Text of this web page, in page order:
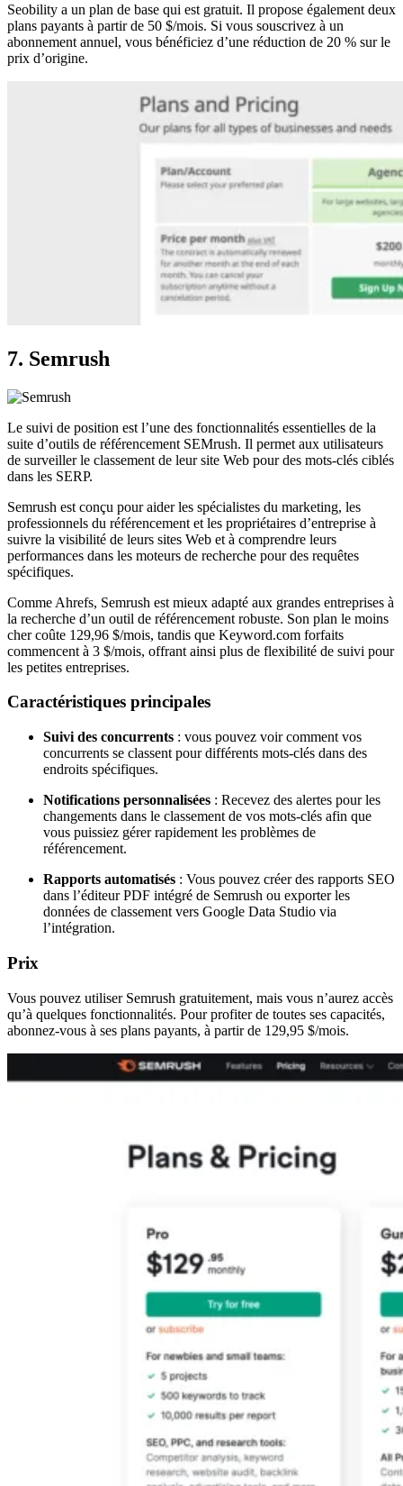
Seobility a un plan de base qui est gratuit. Il propose également deux
plans payants à partir de 50 $/mois. Si vous souscrivez à un
abonnement annuel, vous bénéficiez d’une réduction de 20 % sur le
prix d’origine.
7. Semrush
Le suivi de position est l’une des fonctionnalités essentielles de la
suite d’outils de référencement SEMrush. Il permet aux utilisateurs
de surveiller le classement de leur site Web pour des mots-clés ciblés
dans les SERP.
Semrush est conçu pour aider les spécialistes du marketing, les
professionnels du référencement et les propriétaires d’entreprise à
suivre la visibilité de leurs sites Web et à comprendre leurs
performances dans les moteurs de recherche pour des requêtes
spécifiques.
Comme Ahrefs, Semrush est mieux adapté aux grandes entreprises à
la recherche d’un outil de référencement robuste. Son plan le moins
cher coûte 129,96 $/mois, tandis que Keyword.com forfaits
commencent à 3 $/mois, offrant ainsi plus de flexibilité de suivi pour
les petites entreprises.
Caractéristiques principales
Suivi des concurrents : vous pouvez voir comment vos
concurrents se classent pour différents mots-clés dans des
endroits spécifiques.
Notifications personnalisées : Recevez des alertes pour les
changements dans le classement de vos mots-clés afin que
vous puissiez gérer rapidement les problèmes de
référencement.
Rapports automatisés : Vous pouvez créer des rapports SEO
dans l’éditeur PDF intégré de Semrush ou exporter les
données de classement vers Google Data Studio via
l’intégration.
Prix
Vous pouvez utiliser Semrush gratuitement, mais vous n’aurez accès
qu’à quelques fonctionnalités. Pour profiter de toutes ses capacités,
abonnez-vous à ses plans payants, à partir de 129,95 $/mois.